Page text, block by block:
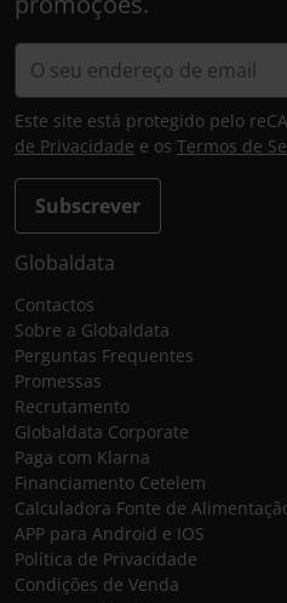
Subscrever
Este site está protegido pelo
de Privacidade e os Termos de
Globaldata
Contactos
Sobre a Globaldata
Perguntas Frequentes
Promessas
Recrutamento
Globaldata Corporate
Paga com Klarna
Financiamento Cetelem
Calculadora Fonte de
APP para Android e IOS
Política de Privacidade
Condições de Venda